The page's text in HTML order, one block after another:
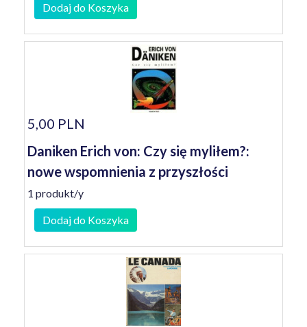
Dodaj do Koszyka
5,00 PLN
Daniken Erich von: Czy się myliłem?:
nowe wspomnienia z przyszłości
1 produkt/y
Dodaj do Koszyka